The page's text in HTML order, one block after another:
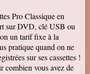
sincérement
en restituant
dv sur dvd.
sérieux est
cassettes a
merci est
autant de retard
Pro Classique en
sur DVD, clé USB ou
un tarif fixe à la
pratique quand on ne
sur ses cassettes !
combien vous avez de